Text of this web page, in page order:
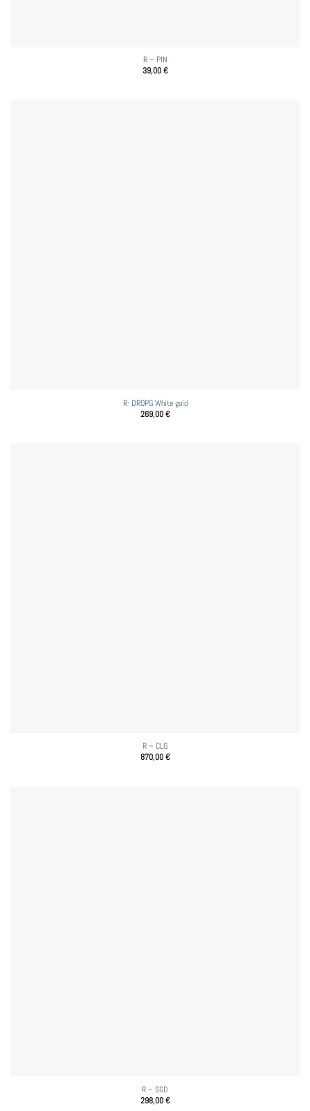
R – PIN
39,00€
R- DROPG White gold
269,00€
R – CLG
870,00€
R – SGD
298,00€